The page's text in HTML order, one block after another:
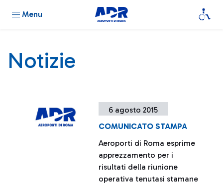
Menu
Notizie
6 agosto 2015
COMUNICATO STAMPA
Aeroporti di Roma esprime
apprezzamento per i
risultati della riunione
operativa tenutasi stamane